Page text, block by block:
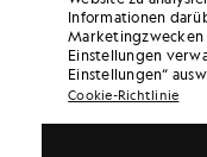
Informationen
Marketingzwecken
Einstellungen
Einstellungen“
Cookie-Richtlinie